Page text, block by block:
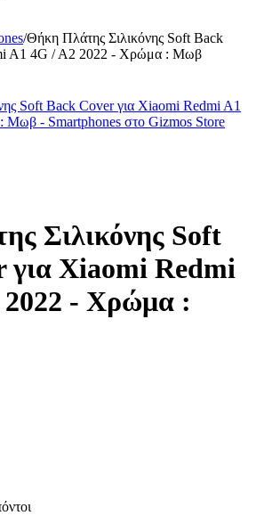
/Θήκη Πλάτης Σιλικόνης Soft Back
A1 4G / A2 2022 - Χρώμα : Μωβ
Σιλικόνης Soft
για Xiaomi Redmi
- Χρώμα :